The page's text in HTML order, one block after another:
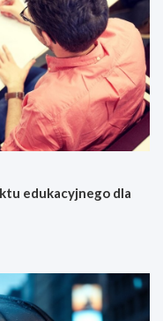
edukacyjnego dla